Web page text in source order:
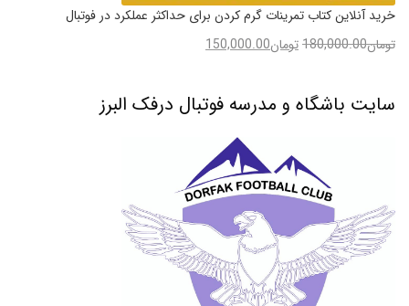
خرید آنلاین کتاب تمرینات گرم کردن برای حداکثر عملکرد در فوتبال
تومان180,000.00تومان150,000.00
سایت باشگاه و مدرسه فوتبال درفک البرز